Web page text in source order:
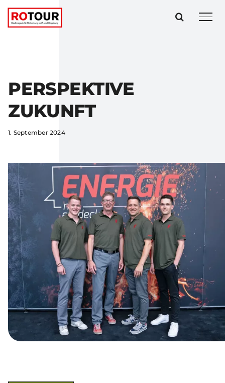
Zum
Inhalt
PERSPEKTIVE
ZUKUNFT
1. September 2024